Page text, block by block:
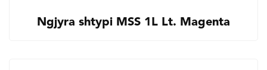
Ngjyra shtypi MSS 1L Lt. Magenta